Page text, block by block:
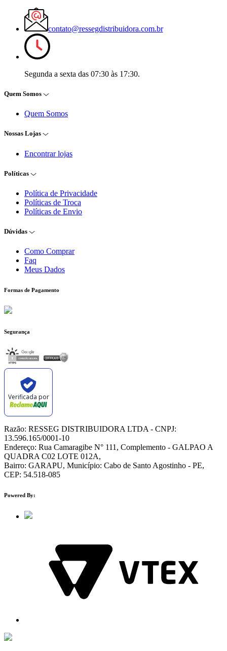
contato@ressegdistribuidora.com.br
Segunda a sexta das 07:30 às 17:30.
Quem Somos
Quem Somos
Nossas Lojas
Encontrar lojas
Políticas
Política de Privacidade
Políticas de Troca
Políticas de Envio
Dúvidas
Como Comprar
Faq
Meus Dados
Formas de Pagamento
Segurança
Verificada por
Razão: RESSEG DISTRIBUIDORA LTDA - CNPJ:
13.596.165/0001-10
Endereço: Rua Camaragibe N° 111, Complemento - GALPAO A
QUADRA C02 LOTE 012A,
Bairro: GARAPU, Município: Cabo de Santo Agostinho - PE,
CEP: 54.518-085
Powered By: